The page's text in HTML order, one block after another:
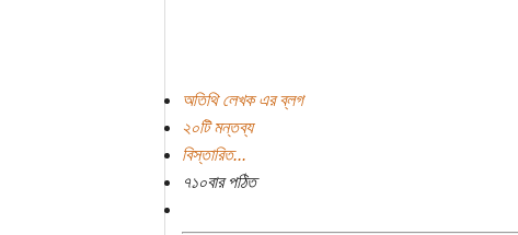
অতিথি লেখক এর ব্লগ
২০টি মন্তব্য
বিস্তারিত...
৭১০বার পঠিত